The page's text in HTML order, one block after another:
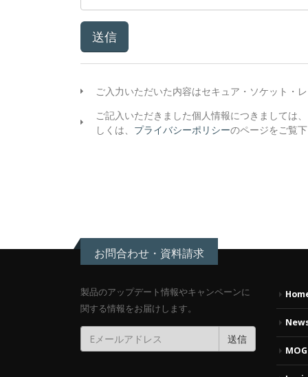
ご入力いただいた内容はセキュア・ソケット・
ご記入いただきました個人情報につきましては
しくは、 プライバシーポリシーのページをご覧
お問合わせ・資料請求
製品のアップデート情報やキャンペーンに
関する情報をお届けします。